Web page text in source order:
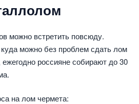
можно встретить повсюду.
можно без проблем сдать лом
россияне собирают до 30
на лом чермета: